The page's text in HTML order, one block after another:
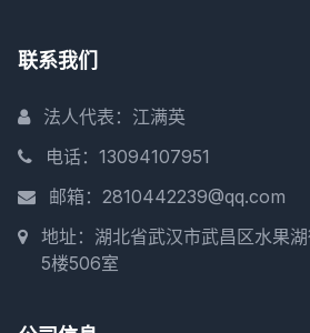
联系我们
法人代表：江满英
电话：13094107951
邮箱：2810442239@qq.com
地址：湖北省武汉市武昌区水果
5楼506室